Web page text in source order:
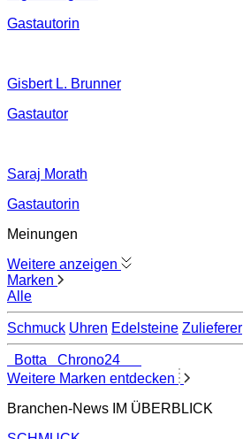
Gastautorin
Gisbert L. Brunner
Gastautor
Saraj Morath
Gastautorin
Meinungen
Weitere anzeigen
Marken
Alle
Schmuck Uhren Edelsteine Zulieferer
Botta
Chrono24
Weitere Marken entdecken
Branchen-News IM ÜBERBLICK